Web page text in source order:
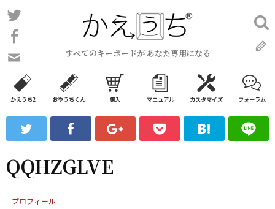
コ
ン
ン
ツ
ス
ッ
すべてのキーボードが あなた専用になる
い
合
わ
フ
ォ
ム
検
索:
かえうち2 おやうちくん 購入 マニュアル カスタマイズ フォーラム
QQHZGLVE
プロフィール